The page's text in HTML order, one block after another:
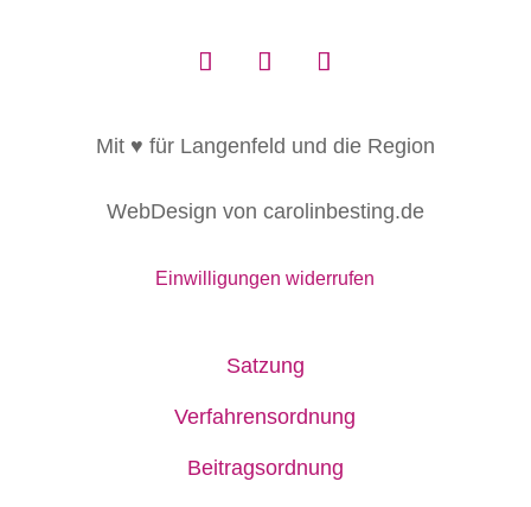
Mit ♥ für Langenfeld und die Region
WebDesign von carolinbesting.de
Einwilligungen widerrufen
Satzung
Verfahrensordnung
Beitragsordnung